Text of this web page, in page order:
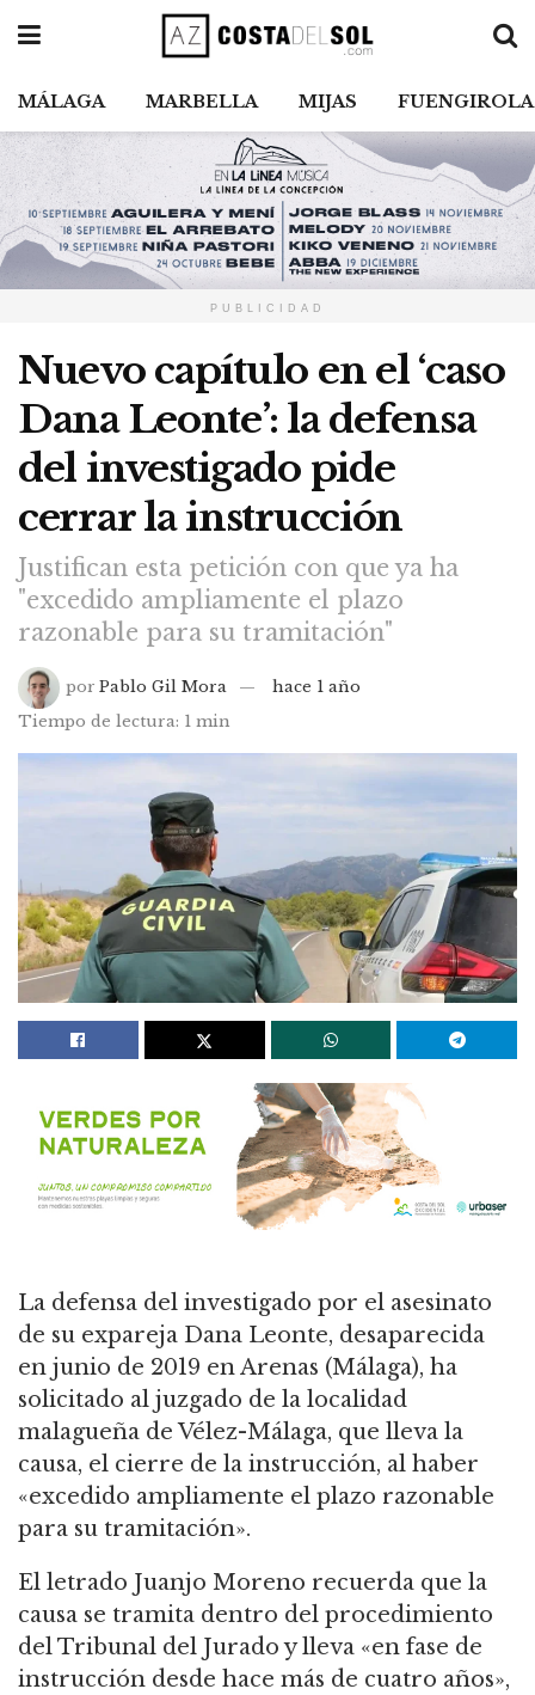
MÁLAGA MARBELLA MIJAS FUENGIROLA
PUBLICIDAD
Nuevo capítulo en el ‘caso
Dana Leonte’: la defensa
del investigado pide
cerrar la instrucción
Justifican esta petición con que ya ha
"excedido ampliamente el plazo
razonable para su tramitación"
por Pablo Gil Mora
hace 1 año
Tiempo de lectura: 1 min
La defensa del investigado por el asesinato
de su expareja Dana Leonte, desaparecida
en junio de 2019 en Arenas (Málaga), ha
solicitado al juzgado de la localidad
malagueña de Vélez-Málaga, que lleva la
causa, el cierre de la instrucción, al haber
«excedido ampliamente el plazo razonable
para su tramitación».
El letrado Juanjo Moreno recuerda que la
causa se tramita dentro del procedimiento
del Tribunal del Jurado y lleva «en fase de
instrucción desde hace más de cuatro años»,